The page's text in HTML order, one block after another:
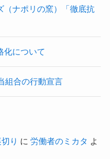
（ナポリの窯）「徹底抗
化について
合の行動宣言
り に 労働者のミカタ よ